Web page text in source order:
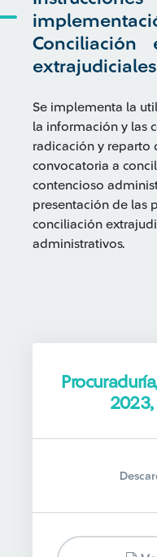
Conciliación
Se implementa la
la información y las
radicación y reparto
convocatoria a
contencioso
presentación de las
conciliación
administrativos.